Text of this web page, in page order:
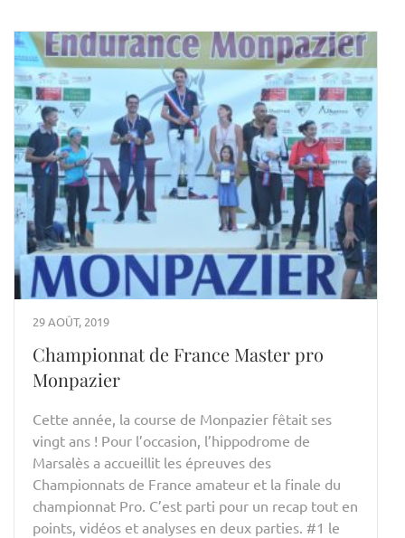
29 AOÛT, 2019
Championnat de France Master pro
Monpazier
Cette année, la course de Monpazier fêtait ses
vingt ans ! Pour l’occasion, l’hippodrome de
Marsalès a accueillit les épreuves des
Championnats de France amateur et la finale du
championnat Pro. C’est parti pour un recap tout en
points, vidéos et analyses en deux parties. #1 le